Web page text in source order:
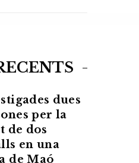
dues
per la
de dos
en una
de Maó